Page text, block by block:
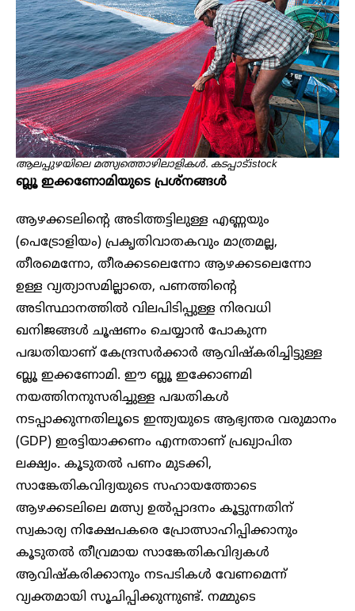
ആലപ്പുഴയിലെ മത്സ്യത്തൊഴിലാളികൾ. കടപ്പാട്:istock
ബ്ലൂ ഇക്കണോമിയുടെ പ്രശ്നങ്ങൾ
ആഴക്കടലിന്റെ അടിത്തട്ടിലുള്ള എണ്ണയും
(പെട്രോളിയം) പ്രകൃതിവാതകവും മാത്രമല്ല,
തീരമെന്നോ, തീരക്കടലെന്നോ ആഴക്കടലെന്നോ
ഉള്ള വ്യത്യാസമില്ലാതെ, പണത്തിന്റെ
അടിസ്ഥാനത്തിൽ വിലപിടിപ്പുള്ള നിരവധി
ഖനിജങ്ങൾ ചൂഷണം ചെയ്യാൻ പോകുന്ന
പദ്ധതിയാണ് കേന്ദ്രസർക്കാർ ആവിഷ്കരിച്ചിട്ടുള്ള
ബ്ലൂ ഇക്കണോമി. ഈ ബ്ലൂ ഇക്കോണമി
നയത്തിനനുസരിച്ചുള്ള പദ്ധതികൾ
നടപ്പാക്കുന്നതിലൂടെ ഇന്ത്യയുടെ ആഭ്യന്തര വരുമാനം
(GDP) ഇരട്ടിയാക്കണം എന്നതാണ് പ്രഖ്യാപിത
ലക്ഷ്യം. കൂടുതൽ പണം മുടക്കി,
സാങ്കേതികവിദ്യയുടെ സഹായത്തോടെ
ആഴക്കടലിലെ മത്സ്യ ഉൽപ്പാദനം കൂട്ടുന്നതിന്
സ്വകാര്യ നിക്ഷേപകരെ പ്രോത്സാഹിപ്പിക്കാനും
കൂടുതൽ തീവ്രമായ സാങ്കേതികവിദ്യകൾ
ആവിഷ്‌കരിക്കാനും നടപടികൾ വേണമെന്ന്
വ്യക്തമായി സൂചിപ്പിക്കുന്നുണ്ട്. നമ്മുടെ